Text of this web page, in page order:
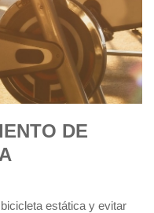
DE
estática y evitar